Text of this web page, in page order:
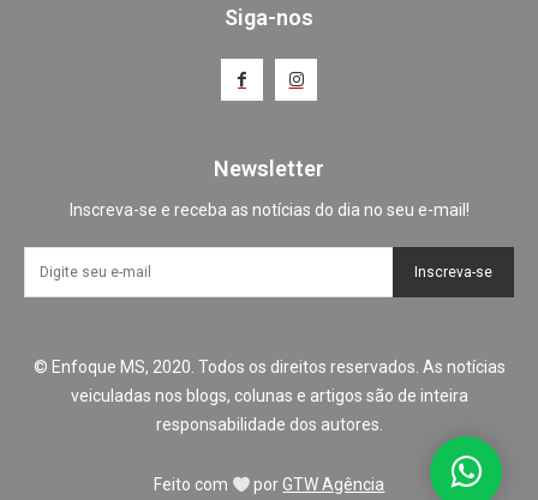
Siga-nos
Newsletter
Inscreva-se e receba as notícias do dia no seu e-mail!
Inscreva-se
© Enfoque MS, 2020. Todos os direitos reservados. As notícias
veiculadas nos blogs, colunas e artigos são de inteira
responsabilidade dos autores.
Feito com porGTW Agência